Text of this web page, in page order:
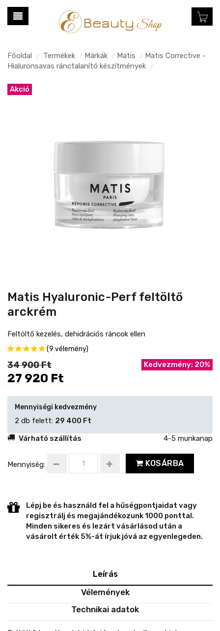
Főoldal / Termékek / Márkák / Matis / Matis Corrective -
Hialuronsavas ránctalanító készítmények
/
Akció
Matis Hyaluronic-Perf feltöltő
arckrém
Feltöltő kezelés, dehidrációs ráncok ellen
(9 vélemény)
34 900 Ft
27 920 Ft
Kedvezmény: 20%
Mennyiségi kedvezmény
2 db felett: 29 400 Ft
Várható szállítás
4-5 munkanap
Mennyiség: KOSÁRBA
Lépj be és használd fel a hűségpontjaidat vagy
regisztrálj és megajándékozunk 1000 ponttal.
Minden sikeres és lezárt vásárlásod után a
vásárolt érték 5%-át írjuk jóvá az egyenlegeden.
Leírás
Vélemények
Technikai adatok